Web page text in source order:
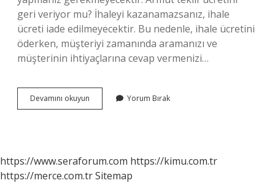
geri veriyor mu? İhaleyi kazanamazsanız, ihale
ücreti iade edilmeyecektir. Bu nedenle, ihale ücretini
öderken, müşteriyi zamanında aramanızı ve
müşterinin ihtiyaçlarına cevap vermenizi…
Devamını okuyun
Ücret
Yorum Bırak
https://www.seraforum.com https://kimu.com.tr
https://merce.com.trSitemap